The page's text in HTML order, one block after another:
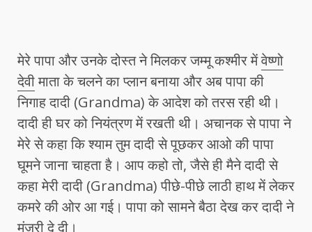
मेरे पापा और उनके दोस्त ने मिलकर जम्मू कश्मीर मेंवेष्णो
देवीमाता के चलने का प्लान बनाया और अब पापा की
निगाह दादी (Grandma) के आदेश को तरस रही थी।
दादी ही घर को नियंत्रण में रखती थी। अचानक से पापा ने
मेरे से कहा कि श्याम तुम दादी से पूछकर आओ की पापा
घूमने जाना चाहता है। आप कहो तो, जैसे ही मैने दादी से
कहा मेरी दादी (Grandma) पीछे-पीछे लाठी हाथ में लेकर
कमरे की ओर आ गई। पापा को सामने बैठा देख कर दादी ने
मंजूरी दे दी।